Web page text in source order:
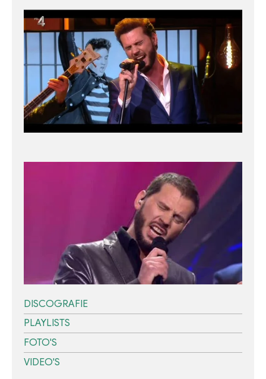
DISCOGRAFIE
PLAYLISTS
FOTO'S
VIDEO'S